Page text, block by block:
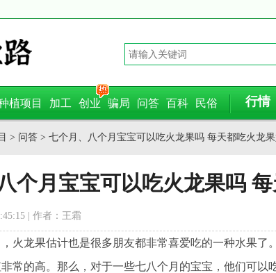
植项目 加工 创业 骗局 问答 百科 民俗 行情
> 问答 > 七个月、八个月宝宝可以吃火龙果吗 每天都吃火龙
个月宝宝可以吃火龙果吗
| 作者：王霜
火龙果估计也是很多朋友都非常喜爱吃的一种水果了
常的高。那么，对于一些七八个月的宝宝，他们可以